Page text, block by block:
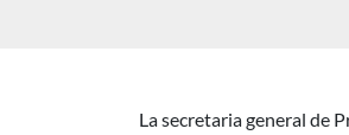
La secretaria general de